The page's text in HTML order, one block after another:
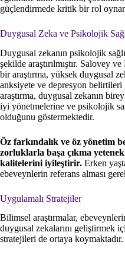
güçlendirmede kritik bir rol
Duygusal Zeka ve Psikolojik
Duygusal zekanın psikolojik
şekilde araştırılmıştır. Salovey
bir araştırma, yüksek duygusal
anksiyete ve depresyon
araştırma, duygusal zekanın
iyi yönetmelerine ve psikolojik
olduğunu göstermektedir.
Öz farkındalık ve öz yönetim
zorluklarla başa çıkma
kalitelerini iyileştirir. Erken
ebeveynlerin referans alması
Uygulamalı Stratejiler
Bilimsel araştırmalar,
duygusal zekalarını geliştirmek
stratejileri de ortaya